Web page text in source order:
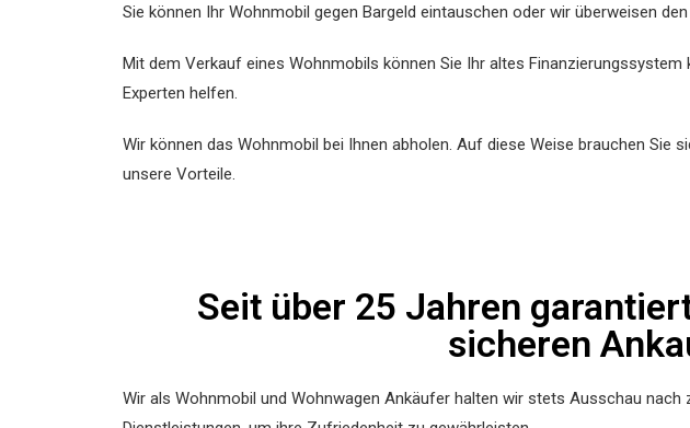
Sie können Ihr Wohnmobil gegen Bargeld eintauschen oder wir überweisen
Mit dem Verkauf eines Wohnmobils können Sie Ihr altes
Experten helfen.
Wir können das Wohnmobil bei Ihnen abholen. Auf diese Weise brauchen
unsere Vorteile.
Seit über 25 Jahren
sicheren
Wir als Wohnmobil und Wohnwagen Ankäufer halten wir stets Ausschau